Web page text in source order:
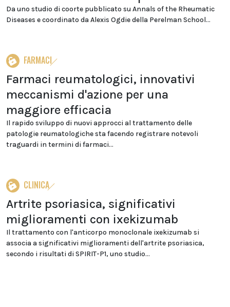
Da uno studio di coorte pubblicato su Annals of the Rheumatic
Diseases e coordinato da Alexis Ogdie della Perelman School...
FARMACI
Farmaci reumatologici, innovativi
meccanismi d'azione per una
maggiore efficacia
Il rapido sviluppo di nuovi approcci al trattamento delle
patologie reumatologiche sta facendo registrare notevoli
traguardi in termini di farmaci...
CLINICA
Artrite psoriasica, significativi
miglioramenti con ixekizumab
Il trattamento con l'anticorpo monoclonale ixekizumab si
associa a significativi miglioramenti dell'artrite psoriasica,
secondo i risultati di SPIRIT-P1, uno studio...